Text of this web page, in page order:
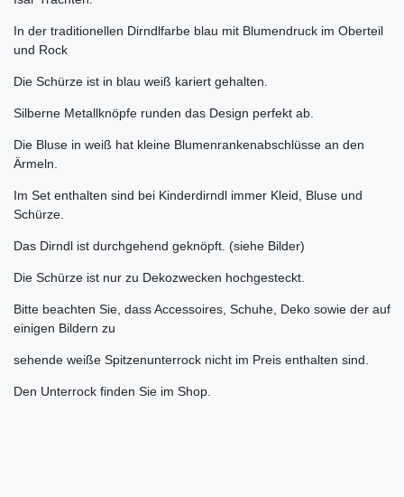
In der traditionellen Dirndlfarbe blau mit Blumendruck im Oberteil
und Rock
Die Schürze ist in blau weiß kariert gehalten.
Silberne Metallknöpfe runden das Design perfekt ab.
Die Bluse in weiß hat kleine Blumenrankenabschlüsse an den
Ärmeln.
Im Set enthalten sind bei Kinderdirndl immer Kleid, Bluse und
Schürze.
Das Dirndl ist durchgehend geknöpft. (siehe Bilder)
Die Schürze ist nur zu Dekozwecken hochgesteckt.
Bitte beachten Sie, dass Accessoires, Schuhe, Deko sowie der auf
einigen Bildern zu
sehende weiße Spitzenunterrock nicht im Preis enthalten sind.
Den Unterrock finden Sie im Shop.